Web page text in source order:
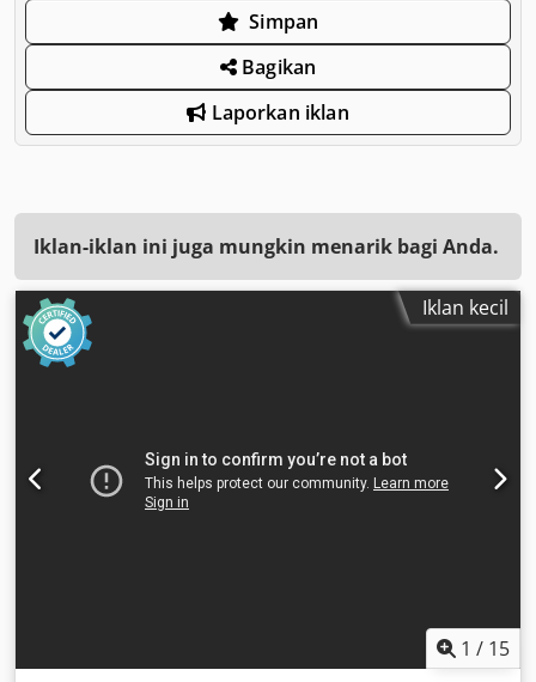
Simpan
Bagikan
Laporkan iklan
Iklan-iklan ini juga mungkin menarik bagi Anda.
Iklan kecil
1 / 15